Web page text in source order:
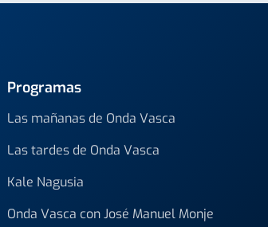
Programas
Las mañanas de Onda Vasca
Las tardes de Onda Vasca
Kale Nagusia
Onda Vasca con José Manuel Monje